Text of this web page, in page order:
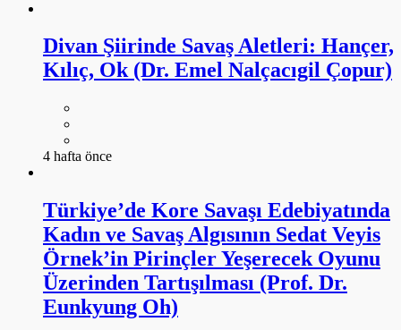
Divan Şiirinde Savaş Aletleri: Hançer,
Kılıç, Ok (Dr. Emel Nalçacıgil Çopur)
4 hafta önce
Türkiye’de Kore Savaşı Edebiyatında
Kadın ve Savaş Algısının Sedat Veyis
Örnek’in Pirinçler Yeşerecek Oyunu
Üzerinden Tartışılması (Prof. Dr.
Eunkyung Oh)